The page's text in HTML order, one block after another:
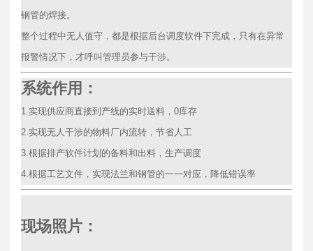
钢管的焊接。
整个过程中无人值守，都是根据后台调度软件下完成，只有在异常
报警情况下，才呼叫管理员参与干涉。
系统作用：
1.实现供应商直接到产线的实时送料，0库存
2.实现无人干涉的物料厂内流转，节省人工
3.根据排产软件计划的备料和出料，生产调度
4.根据工艺文件，实现法兰和钢管的一一对应，降低错误率
现场照片：